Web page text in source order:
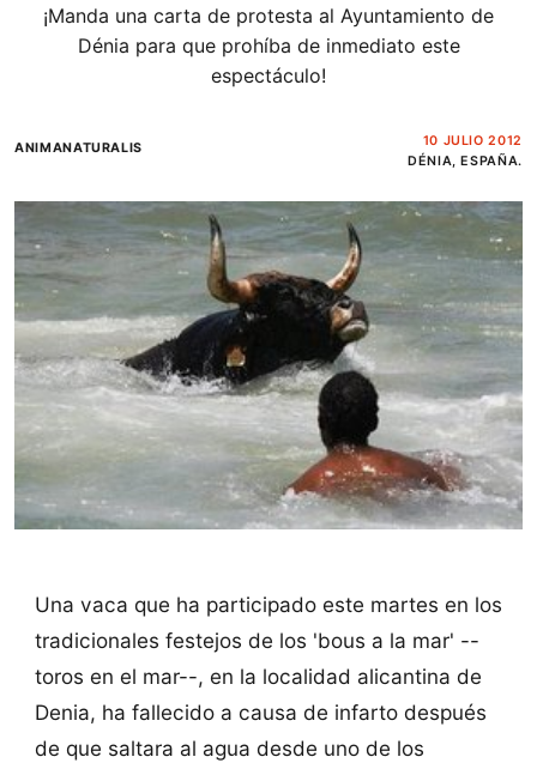
¡Manda una carta de protesta al Ayuntamiento de
Dénia para que prohíba de inmediato este
espectáculo!
ANIMANATURALIS
10 JULIO 2012
DÉNIA, ESPAÑA.
Una vaca que ha participado este martes en los
tradicionales festejos de los 'bous a la mar' --
toros en el mar--, en la localidad alicantina de
Denia, ha fallecido a causa de infarto después
de que saltara al agua desde uno de los